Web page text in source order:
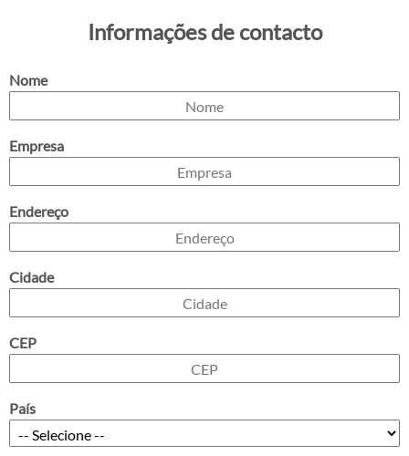
Informações de contacto
Nome
Empresa
Endereço
Cidade
CEP
País